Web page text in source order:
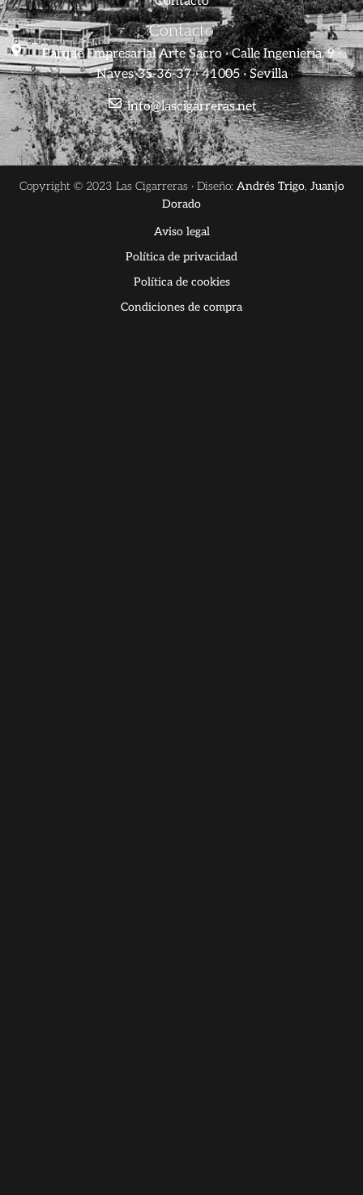
Contacto
Parque Empresarial Arte Sacro · Calle Ingeniería, 9 ·
Naves 35-36-37 · 41005 · Sevilla
info@lascigarreras.net
Copyright © 2023 Las Cigarreras · Diseño: Andrés Trigo, Juanjo
Dorado
Aviso legal
Política de privacidad
Política de cookies
Condiciones de compra